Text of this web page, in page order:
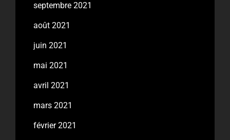
septembre 2021
août 2021
juin 2021
mai 2021
avril 2021
mars 2021
février 2021